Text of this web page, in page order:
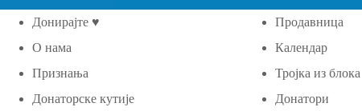
Донирајте ♥
О нама
Признања
Донаторске кутије
Продавница
Календар
Тројка из блока
Донатори